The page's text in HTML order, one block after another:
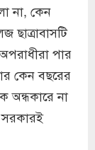
না, কেন
ছাত্রাবাসটি
পার
কেন বছরের
অন্ধকারে না